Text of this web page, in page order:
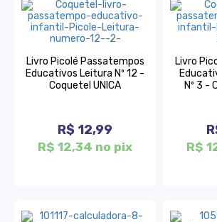
Livro Picolé Passatempos
Educativos Leitura Nº 12 -
Coquetel UNICA
R$ 12,99
R$ 12,34 no pix
Livro
Nº 3 -
R$